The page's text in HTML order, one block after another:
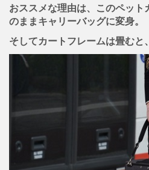
おススメな理由は、このペッ
のままキャリーバッグに変身。
そしてカートフレームは畳むと